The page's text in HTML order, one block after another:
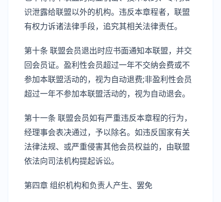
识泄露给联盟以外的机构。违反本章程者，联盟
有权力诉诸法律手段，追究其相关法律责任。
第十条 联盟会员退出时应书面通知本联盟，并交
回会员证。盈利性会员超过一年不交纳会费或不
参加本联盟活动的，视为自动退费;非盈利性会员
超过一年不参加本联盟活动的，视为自动退会。
第十一条 联盟会员如有严重违反本章程的行为，
经理事会表决通过，予以除名。如违反国家有关
法律法规、或严重侵害其他会员权益的，由联盟
依法向司法机构提起诉讼。
第四章 组织机构和负责人产生、罢免